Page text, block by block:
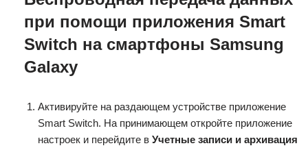
при помощи приложения Smart
Switch на смартфоны Samsung
Galaxy
Активируйте на раздающем устройстве приложение
Smart Switch. На принимающем откройте приложение
настроек и перейдите в Учетные записи и архивация